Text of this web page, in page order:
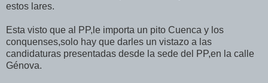
estos lares.
Esta visto que al PP,le importa un pito Cuenca y los
conquenses,solo hay que darles un vistazo a las
candidaturas presentadas desde la sede del PP,en la calle
Génova.